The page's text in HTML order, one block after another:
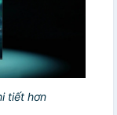
tiết hơn